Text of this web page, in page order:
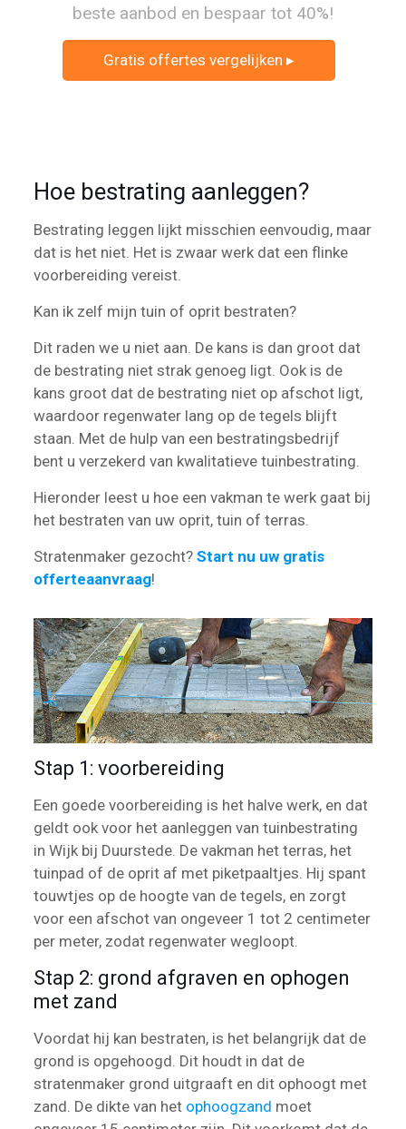
beste aanbod en bespaar tot 40%!
Gratis offertes vergelijken ▸
Hoe bestrating aanleggen?
Bestrating leggen lijkt misschien eenvoudig, maar
dat is het niet. Het is zwaar werk dat een flinke
voorbereiding vereist.
Kan ik zelf mijn tuin of oprit bestraten?
Dit raden we u niet aan. De kans is dan groot dat
de bestrating niet strak genoeg ligt. Ook is de
kans groot dat de bestrating niet op afschot ligt,
waardoor regenwater lang op de tegels blijft
staan. Met de hulp van een bestratingsbedrijf
bent u verzekerd van kwalitatieve tuinbestrating.
Hieronder leest u hoe een vakman te werk gaat bij
het bestraten van uw oprit, tuin of terras.
Stratenmaker gezocht? Start nu uw gratis
offerteaanvraag!
Stap 1: voorbereiding
Een goede voorbereiding is het halve werk, en dat
geldt ook voor het aanleggen van tuinbestrating
in Wijk bij Duurstede. De vakman het terras, het
tuinpad of de oprit af met piketpaaltjes. Hij spant
touwtjes op de hoogte van de tegels, en zorgt
voor een afschot van ongeveer 1 tot 2 centimeter
per meter, zodat regenwater wegloopt.
Stap 2: grond afgraven en ophogen
met zand
Voordat hij kan bestraten, is het belangrijk dat de
grond is opgehoogd. Dit houdt in dat de
stratenmaker grond uitgraaft en dit ophoogt met
zand. De dikte van het ophoogzand moet